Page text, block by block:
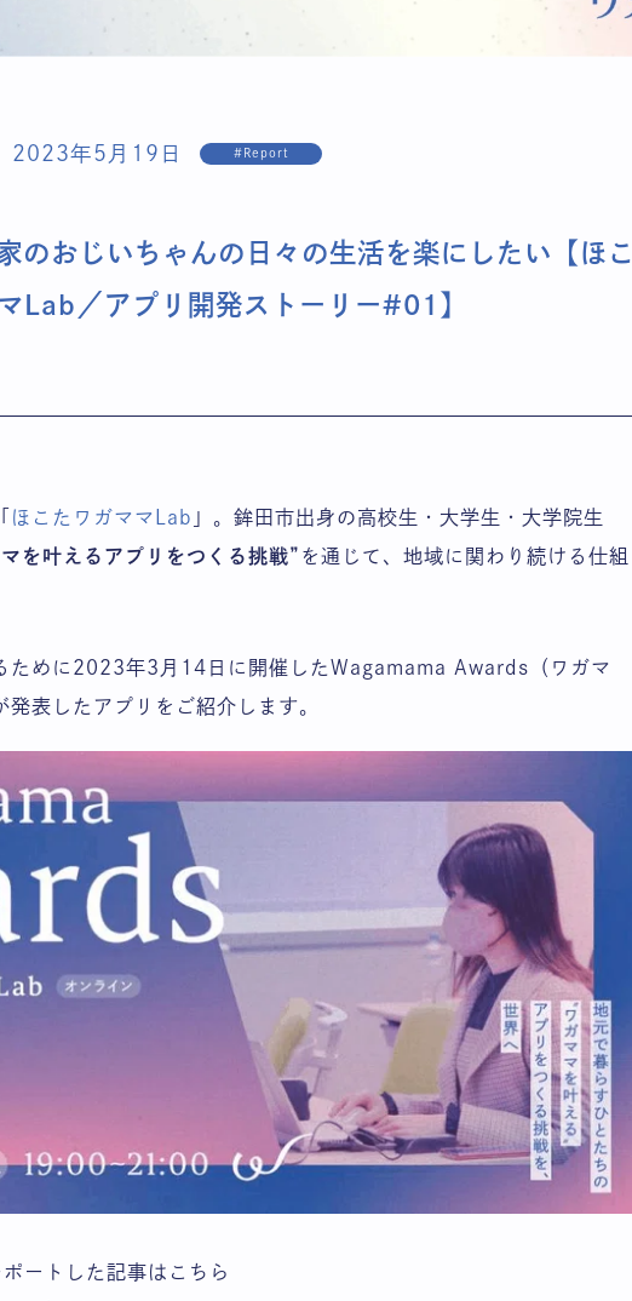
2023年5月19日 #Report
のおじいちゃんの日々の生活を楽にしたい【ほこ
Lab／アプリ開発ストーリー#01】
ほこたワガママLab 」。鉾田市出身の高校生・大学生・大学院生
を叶えるアプリをつくる挑戦” を通じて、地域に関わり続ける仕組
ために2023年3月14日に開催したWagamama Awards（ワガマ
表したアプリをご紹介します。
ートした記事はこちら